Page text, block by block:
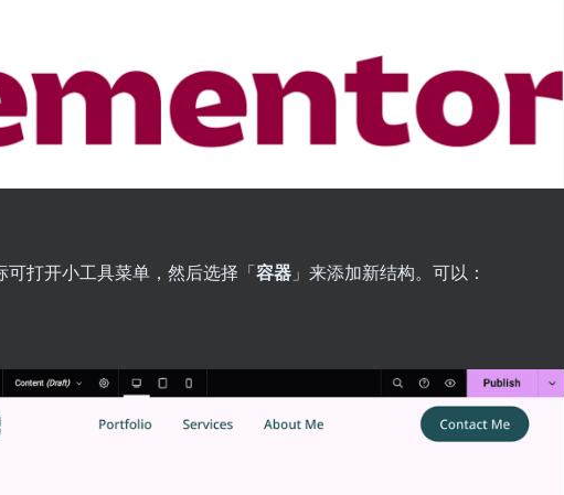
可打开小工具菜单，然后选择「容器 」来添加新结构。可以：